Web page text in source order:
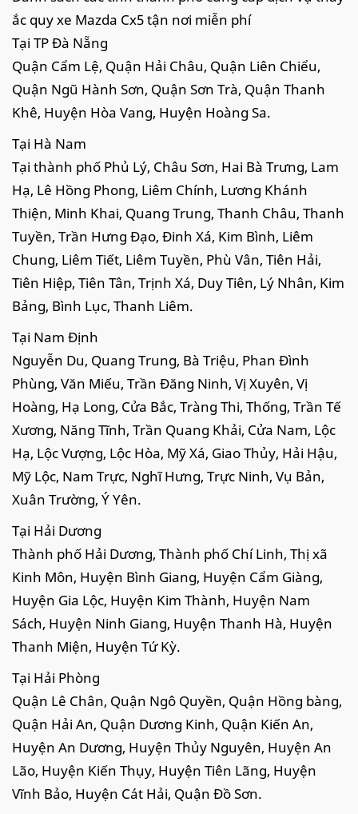
ắc quy xe Mazda Cx5 tận nơi miễn phí
Tại TP Đà Nẵng
Quận Cẩm Lệ, Quận Hải Châu, Quận Liên Chiểu,
Quận Ngũ Hành Sơn, Quận Sơn Trà, Quận Thanh
Khê, Huyện Hòa Vang, Huyện Hoàng Sa.
Tại Hà Nam
Tại thành phố Phủ Lý, Châu Sơn, Hai Bà Trưng, Lam
Hạ, Lê Hồng Phong, Liêm Chính, Lương Khánh
Thiện, Minh Khai, Quang Trung, Thanh Châu, Thanh
Tuyền, Trần Hưng Đạo, Đinh Xá, Kim Bình, Liêm
Chung, Liêm Tiết, Liêm Tuyền, Phù Vân, Tiên Hải,
Tiên Hiệp, Tiên Tân, Trịnh Xá, Duy Tiên, Lý Nhân, Kim
Bảng, Bình Lục, Thanh Liêm.
Tại Nam Định
Nguyễn Du, Quang Trung, Bà Triệu, Phan Đình
Phùng, Văn Miếu, Trần Đăng Ninh, Vị Xuyên, Vị
Hoàng, Hạ Long, Cửa Bắc, Tràng Thi, Thống, Trần Tế
Xương, Năng Tĩnh, Trần Quang Khải, Cửa Nam, Lộc
Hạ, Lộc Vượng, Lộc Hòa, Mỹ Xá, Giao Thủy, Hải Hậu,
Mỹ Lộc, Nam Trực, Nghĩ Hưng, Trực Ninh, Vụ Bản,
Xuân Trường, Ý Yên.
Tại Hải Dương
Thành phố Hải Dương, Thành phố Chí Linh, Thị xã
Kinh Môn, Huyện Bình Giang, Huyện Cẩm Giàng,
Huyện Gia Lộc, Huyện Kim Thành, Huyện Nam
Sách, Huyện Ninh Giang, Huyện Thanh Hà, Huyện
Thanh Miện, Huyện Tứ Kỳ.
Tại Hải Phòng
Quận Lê Chân, Quận Ngô Quyền, Quận Hồng bàng,
Quận Hải An, Quận Dương Kinh, Quận Kiến An,
Huyện An Dương, Huyện Thủy Nguyên, Huyện An
Lão, Huyện Kiến Thụy, Huyện Tiên Lãng, Huyện
Vĩnh Bảo, Huyện Cát Hải, Quận Đồ Sơn.